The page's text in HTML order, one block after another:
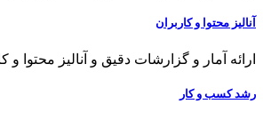
آنالیز محتوا و کاربران
ارائه آمار و گزارشات دقیق و آنالیز
رشد کسب و کار